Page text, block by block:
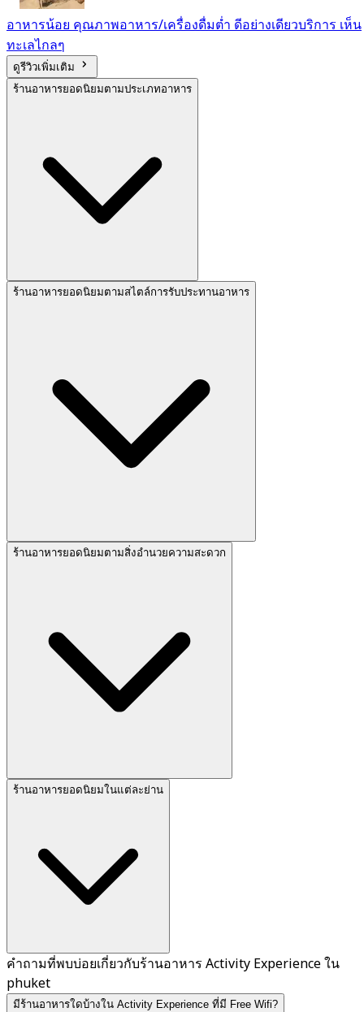
อาหารน้อย คุณภาพอาหาร/เครื่องดื่มต่ำ ดีอย่างเดียวบริการ เห็น
ทะเลไกลๆ
ดูรีวิวเพิ่มเติม
ร้านอาหารยอดนิยมตามประเภทอาหาร
ร้านอาหารยอดนิยมตามสไตล์การรับประทานอาหาร
ร้านอาหารยอดนิยมตามสิ่งอำนวยความสะดวก
ร้านอาหารยอดนิยมในแต่ละย่าน
คำถามที่พบบ่อยเกี่ยวกับร้านอาหาร Activity Experience ใน
phuket
มีร้านอาหารใดบ้างใน Activity Experience ที่มี Free Wifi?